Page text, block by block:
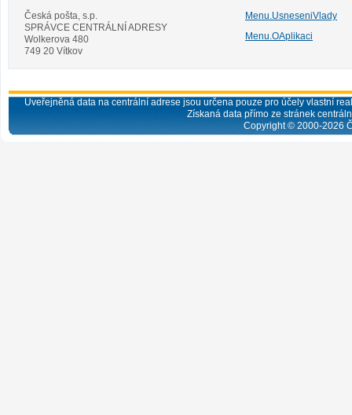
Česká pošta, s.p.
SPRÁVCE CENTRÁLNÍ ADRESY
Wolkerova 480
749 20 Vítkov
Menu.UsneseniVlady
Menu.OAplikaci
Uveřejněná data na centrální adrese jsou určena pouze pro účely vlastní
Získaná data přímo ze stránek
Copyright © 2000-2026